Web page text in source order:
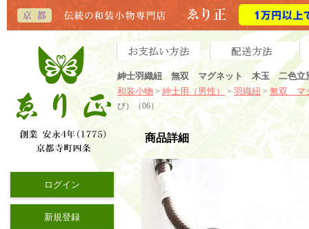
紳士羽織紐 無双 マグネット 木玉 二色立
和装小物 > 紳士用（男性） >羽織紐 > 無双 マ
び）（06）
ログイン
新規登録
商品詳細